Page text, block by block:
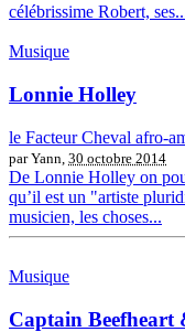
célébrissime Robert,
Musique
Lonnie Holley
le Facteur Cheval afro-
par Yann, 30 octobre 2014
De Lonnie Holley on
qu’il est un "artiste
musicien, les choses...
Musique
Captain Beefheart